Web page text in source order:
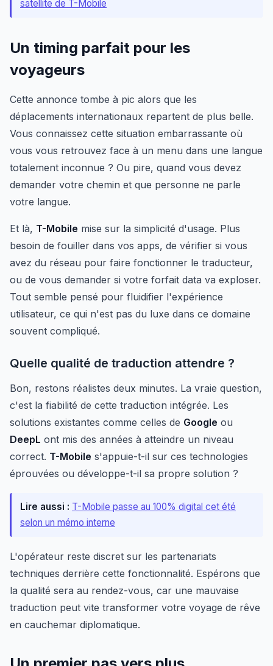
satellite de T-Mobile
Un timing parfait pour les
voyageurs
Cette annonce tombe à pic alors que les
déplacements internationaux repartent de plus belle.
Vous connaissez cette situation embarrassante où
vous vous retrouvez face à un menu dans une langue
totalement inconnue ? Ou pire, quand vous devez
demander votre chemin et que personne ne parle
votre langue.
Et là, T-Mobile mise sur la simplicité d'usage. Plus
besoin de fouiller dans vos apps, de vérifier si vous
avez du réseau pour faire fonctionner le traducteur,
ou de vous demander si votre forfait data va exploser.
Tout semble pensé pour fluidifier l'expérience
utilisateur, ce qui n'est pas du luxe dans ce domaine
souvent compliqué.
Quelle qualité de traduction attendre ?
Bon, restons réalistes deux minutes. La vraie question,
c'est la fiabilité de cette traduction intégrée. Les
solutions existantes comme celles de Google ou
DeepL ont mis des années à atteindre un niveau
correct. T-Mobile s'appuie-t-il sur ces technologies
éprouvées ou développe-t-il sa propre solution ?
Lire aussi : T-Mobile passe au 100% digital cet été
selon un mémo interne
L'opérateur reste discret sur les partenariats
techniques derrière cette fonctionnalité. Espérons que
la qualité sera au rendez-vous, car une mauvaise
traduction peut vite transformer votre voyage de rêve
en cauchemar diplomatique.